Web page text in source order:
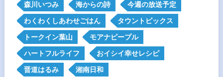
森川いつみ 海からの詩 今週の放送予定
わくわくしあわせごはん タウントピックス
トークイン葉山 モアナピープル
ハートフルライフ おイシイ幸せレシピ
晋道はるみ 湘南日和